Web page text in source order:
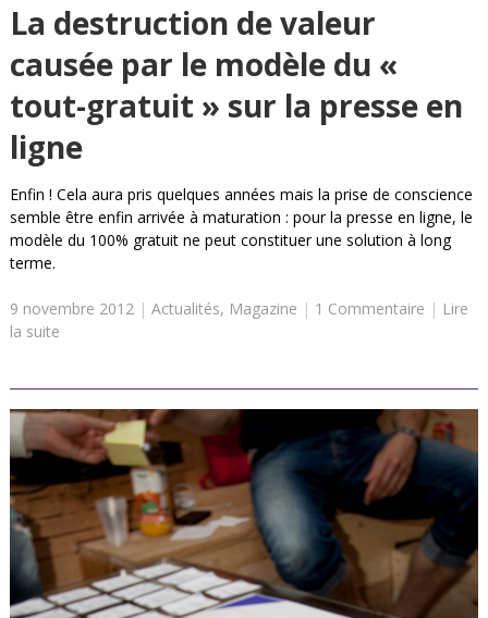
La destruction de valeur
causée par le modèle du «
tout-gratuit » sur la presse en
ligne
Enfin ! Cela aura pris quelques années mais la prise de conscience
semble être enfin arrivée à maturation : pour la presse en ligne, le
modèle du 100% gratuit ne peut constituer une solution à long
terme.
9 novembre 2012| Actualités, Magazine | 1 Commentaire | Lire
la suite